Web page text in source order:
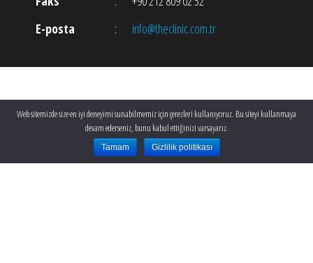
E-posta
: info@theclinic.com.tr
Web sitemizde size en iyi deneyimi sunabilmemiz için çerezleri kullanıyoruz. Bu siteyi kullanmaya
devam ederseniz, bunu kabul ettiğinizi varsayarız.
Tamam Gizlilik politikası